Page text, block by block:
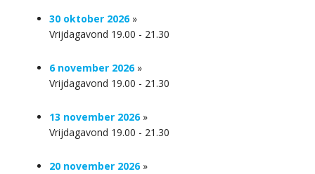
30 oktober 2026»
Vrijdagavond 19.00 - 21.30
6 november 2026»
Vrijdagavond 19.00 - 21.30
13 november 2026»
Vrijdagavond 19.00 - 21.30
20 november 2026»